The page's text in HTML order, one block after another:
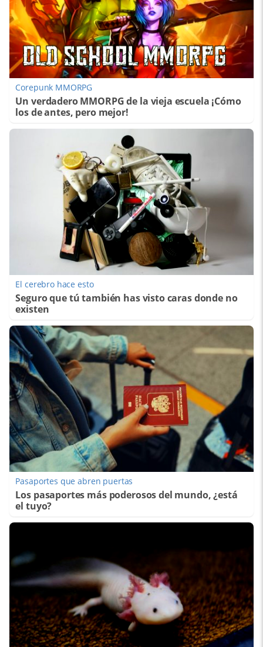
Corepunk MMORPG
Un verdadero MMORPG de la vieja escuela ¡Cómo
los de antes, pero mejor!
El cerebro hace esto
Seguro que tú también has visto caras donde no
existen
Pasaportes que abren puertas
Los pasaportes más poderosos del mundo, ¿está
el tuyo?